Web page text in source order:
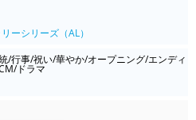
ーシリーズ（AL）
/行事/祝い/華やか/オープニング/エンディ
ドラマ